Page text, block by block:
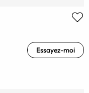
Essayez-moi